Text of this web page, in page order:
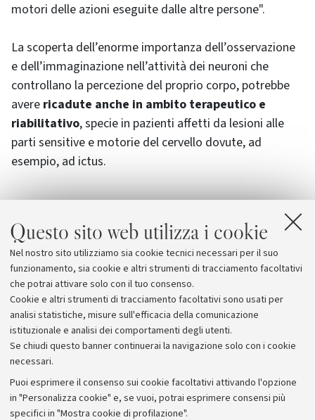
Questo sito web utilizza i cookie
Nel nostro sito utilizziamo sia cookie tecnici necessari per il suo
funzionamento, sia cookie e altri strumenti di tracciamento facoltativi
che potrai attivare solo con il tuo consenso.
Cookie e altri strumenti di tracciamento facoltativi sono usati per
analisi statistiche, misure sull'efficacia della comunicazione
istituzionale e analisi dei comportamenti degli utenti.
Se chiudi questo banner continuerai la navigazione solo con i cookie
necessari.
Puoi esprimere il consenso sui cookie facoltativi attivando l'opzione
in "Personalizza cookie" e, se vuoi, potrai esprimere consensi più
specifici in "Mostra cookie di profilazione".
motori delle azioni eseguite dalle altre persone".
La scoperta dell’enorme importanza dell’osservazione
e dell’immaginazione nell’attività dei neuroni che
controllano la percezione del proprio corpo, potrebbe
avere ricadute anche in ambito terapeutico e
riabilitativo, specie in pazienti affetti da lesioni alle
parti sensitive e motorie del cervello dovute, ad
esempio, ad ictus.
Allegati
Abstract dell'articolo su
Archivio
Comunicati stampa